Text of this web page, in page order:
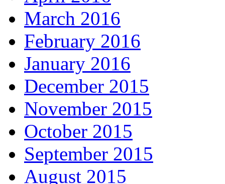
March 2016
February 2016
January 2016
December 2015
November 2015
October 2015
September 2015
August 2015